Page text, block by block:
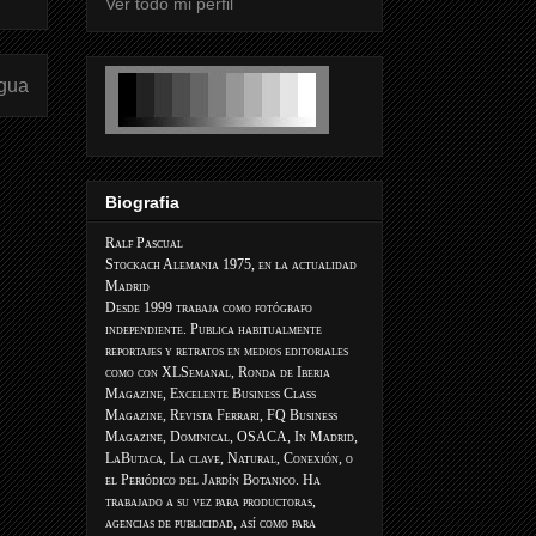
Ver todo mi perfil
Biografia
Ralf Pascual
Stockach Alemania 1975, en la actualidad
Madrid
Desde 1999 trabaja como fotógrafo
independiente. Publica habitualmente
reportajes y retratos en medios editoriales
como con XLSemanal, Ronda de Iberia
Magazine, Excelente Business Class
Magazine, Revista Ferrari, FQ Business
Magazine, Dominical, OSACA, In Madrid,
LaButaca, La clave, Natural, Conexión, o
el Periódico del Jardín Botanico. Ha
trabajado a su vez para productoras,
agencias de publicidad, así como para